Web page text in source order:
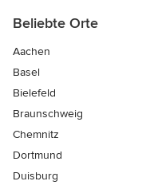
Beliebte Orte
Aachen
Basel
Bielefeld
Braunschweig
Chemnitz
Dortmund
Duisburg